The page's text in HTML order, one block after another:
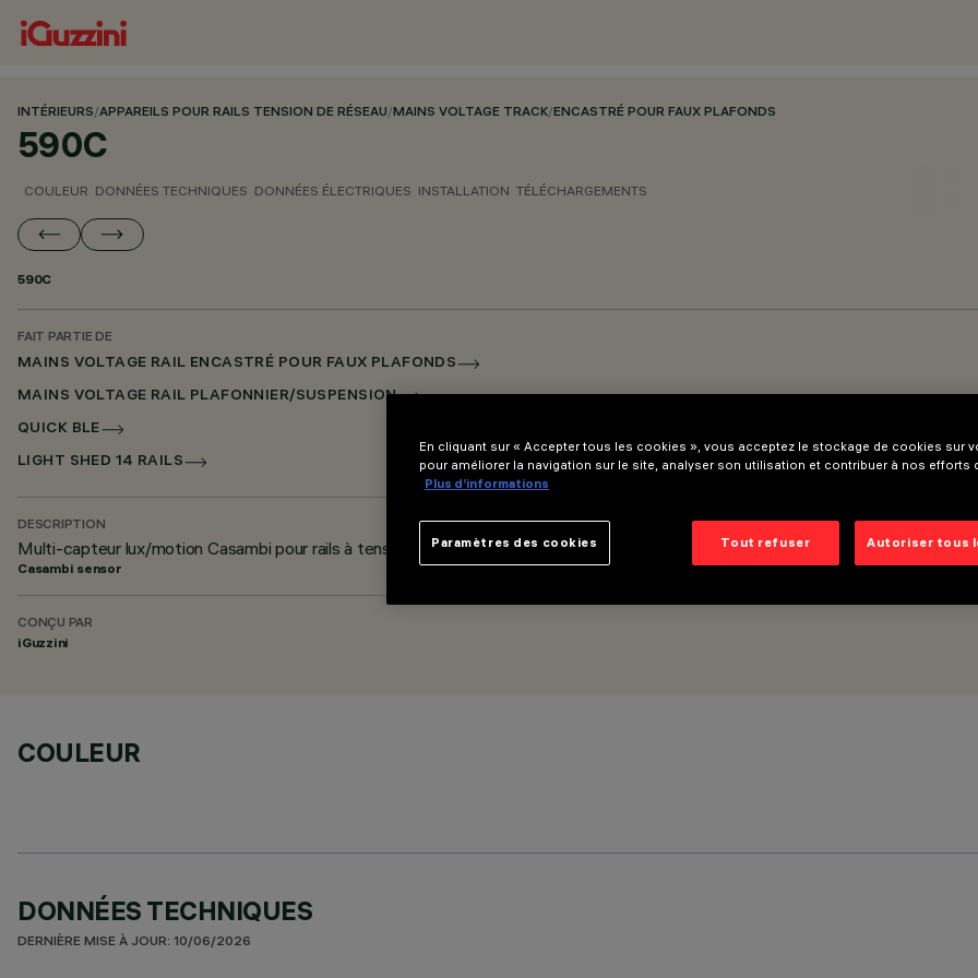
INTÉRIEURS/APPAREILS POUR RAILS TENSION DE RÉSEAU/MAINS VOLTAGE TRACK/ENCASTRÉ POUR FAUX PLAFONDS
590C
COULEUR DONNÉES TECHNIQUES DONNÉES ÉLECTRIQUES INSTALLATION TÉLÉCHARGEMENTS
590C
FAIT PARTIE DE
MAINS VOLTAGE RAIL ENCASTRÉ POUR FAUX PLAFONDS
MAINS VOLTAGE RAIL PLAFONNIER/SUSPENSION
QUICK BLE
LIGHT SHED 14 RAILS
DESCRIPTION
Multi-capteur lux/motion Casambi pour rails à tension de réseau
Casambi sensor
CONÇU PAR
iGuzzini
COULEUR
DONNÉES TECHNIQUES
DERNIÈRE MISE À JOUR: 10/06/2026
En cliquant sur « Accepter tous les cookies », vous acceptez le stockage de cookies sur
pour améliorer la navigation sur le site, analyser son utilisation et contribuer à nos efforts
Plus d’informations
Tout refuser Autoriser tous
Paramètres des cookies